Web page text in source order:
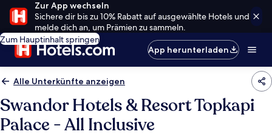
Zur App wechseln
Sichere dir bis zu 10% Rabatt auf ausgewählte Hotels und
melde dich an, um Prämien zu sammeln.
Zum Hauptinhalt springen
App herunterladen
Alle Unterkünfte anzeigen
Swandor Hotels & Resort Topkapi
Palace - All Inclusive